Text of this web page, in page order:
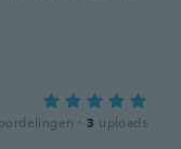
· 3 uploads